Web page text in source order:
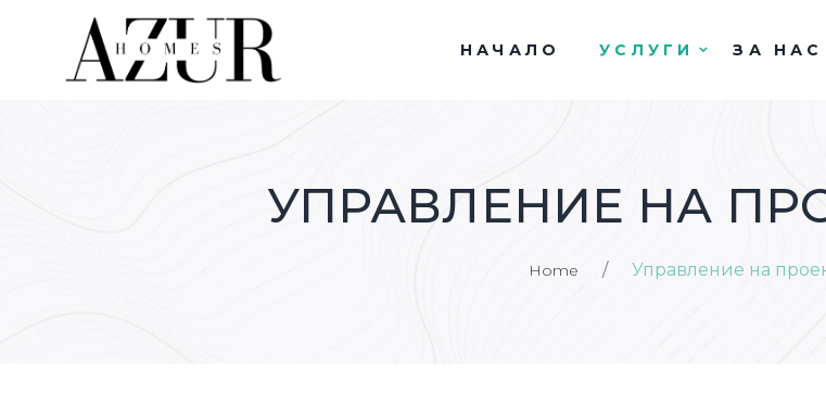
НАЧАЛО УСЛУГИ ЗА НАС
УПРАВЛЕНИЕ НА
Home / Управление на